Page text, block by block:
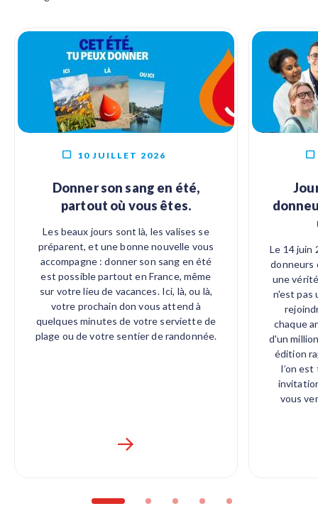
10 JUILLET 2026
Donner son sang en été,
partout où vous êtes.
Les beaux jours sont là, les valises se
préparent, et une bonne nouvelle vous
accompagne : donner son sang en été
est possible partout en France, même
sur votre lieu de vacances. Ici, là, ou là,
votre prochain don vous attend à
quelques minutes de votre serviette de
plage ou de votre sentier de randonnée.
Le 14 juin
donneurs
une
n'est pas
chaque
d'un
édition
l’on
vous